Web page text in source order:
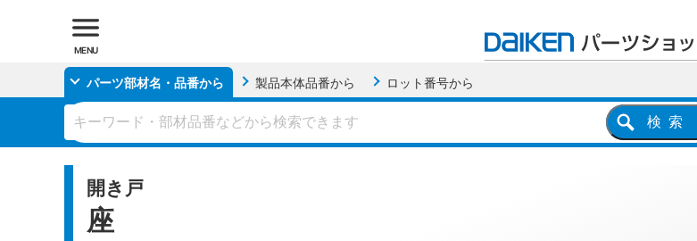
MENU
パーツ部材名・品番から 製品本体品番から ロット番号から
検索
開き戸
座